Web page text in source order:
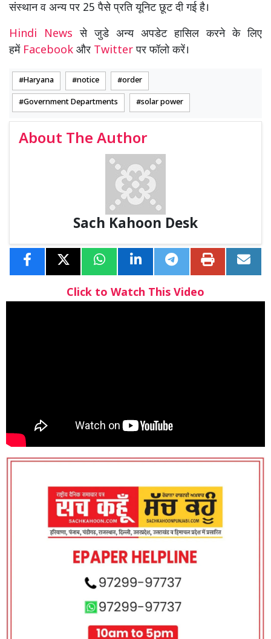
संस्थान व अन्य पर 25 पैसे प्रति यूनिट छूट दी गई है।
Hindi Newsसे जुडे अन्य अपडेट हासिल करने के लिए
हमें Facebook और Twitterपर फॉलो करें।
Haryana notice order
Government Departments solar power
About The Author
Sach Kahoon Desk
Click to Watch This Video